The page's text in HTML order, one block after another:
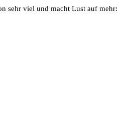
sehr viel und macht Lust auf mehr: